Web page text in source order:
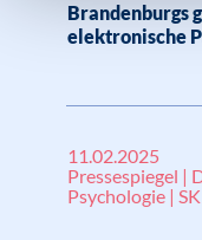
Brandenburgs
elektronische
11.02.2025
Pressespiegel |
Psychologie |